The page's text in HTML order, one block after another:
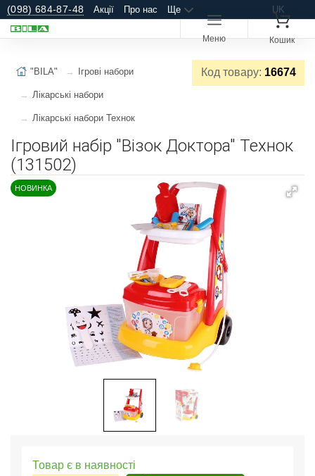
(098) 684-87-48 Акції Про нас Ще UK
Меню Кошик
Код товару: 16674
"BILA" Ігрові набори
Лікарські набори
Лікарські набори Технок
Ігровий набір "Візок Доктора" Технок
(131502)
НОВИНКА
Товар є в наявності